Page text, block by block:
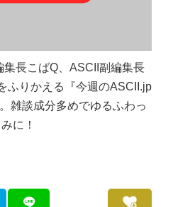
長こばQ、ASCII副編集長
ふりかえる『今週のASCII.jp
雑談成分多めでゆるふわっ
に！